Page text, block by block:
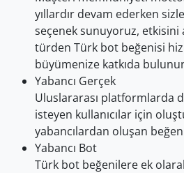
yıllardır devam ederken
seçenek sunuyoruz, etkisini
türden Türk bot beğenisi
büyümenize katkıda
Yabancı Gerçek
Uluslararası platformlarda
isteyen kullanıcılar için
yabancılardan oluşan
Yabancı Bot
Türk bot beğenilere ek